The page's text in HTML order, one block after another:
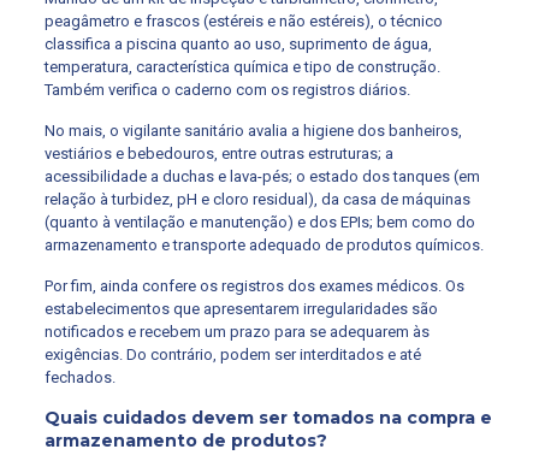
peagâmetro e frascos (estéreis e não estéreis), o técnico
classifica a piscina quanto ao uso, suprimento de água,
temperatura, característica química e tipo de construção.
Também verifica o caderno com os registros diários.
No mais, o vigilante sanitário avalia a higiene dos banheiros,
vestiários e bebedouros, entre outras estruturas; a
acessibilidade a duchas e lava-pés; o estado dos tanques (em
relação à turbidez, pH e cloro residual), da casa de máquinas
(quanto à ventilação e manutenção) e dos EPIs; bem como do
armazenamento e transporte adequado de produtos químicos.
Por fim, ainda confere os registros dos exames médicos. Os
estabelecimentos que apresentarem irregularidades são
notificados e recebem um prazo para se adequarem às
exigências. Do contrário, podem ser interditados e até
fechados.
Quais cuidados devem ser tomados na compra e
armazenamento de produtos?